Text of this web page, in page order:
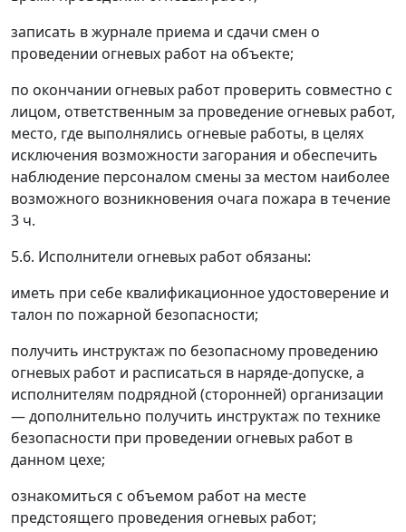
записать в журнале приема и сдачи смен о
проведении огневых работ на объекте;
по окончании огневых работ проверить совместно с
лицом, ответственным за проведение огневых работ,
место, где выполнялись огневые работы, в целях
исключения возможности загорания и обеспечить
наблюдение персоналом смены за местом наиболее
возможного возникновения очага пожара в течение
3 ч.
5.6. Исполнители огневых работ обязаны:
иметь при себе квалификационное удостоверение и
талон по пожарной безопасности;
получить инструктаж по безопасному проведению
огневых работ и расписаться в наряде-допуске, а
исполнителям подрядной (сторонней) организации
—дополнительно получить инструктаж по технике
безопасности при проведении огневых работ в
данном цехе;
ознакомиться с объемом работ на месте
предстоящего проведения огневых работ;